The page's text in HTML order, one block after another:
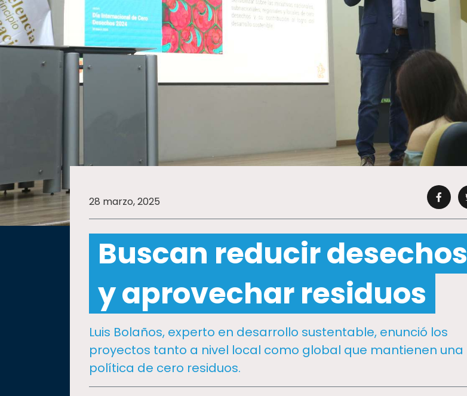
DEPORTES
EXPERTOS
TEMAS
Oferta
educativa
28 marzo, 2025
Buscan reducir desechos
y aprovechar residuos
Luis Bolaños, experto en desarrollo sustentable, enunció los
proyectos tanto a nivel local como global que mantienen una
política de cero residuos.